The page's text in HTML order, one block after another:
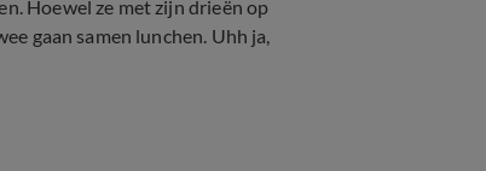
Hoewel ze met zijn drieën op
gaan samen lunchen. Uhh ja,